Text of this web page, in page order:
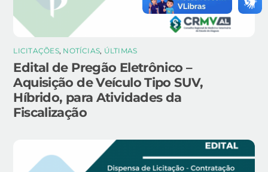
LICITAÇÕES, NOTÍCIAS, ÚLTIMAS
Edital de Pregão Eletrônico –
Aquisição de Veículo Tipo SUV,
Híbrido, para Atividades da
Fiscalização